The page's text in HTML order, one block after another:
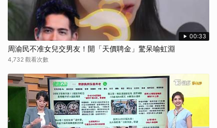
00:33
周渝民不准女兒交男友！開「天價聘金」驚呆喻虹淵
4,732 觀看次數